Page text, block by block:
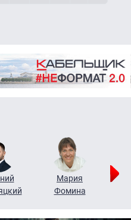
Мария
Фомина